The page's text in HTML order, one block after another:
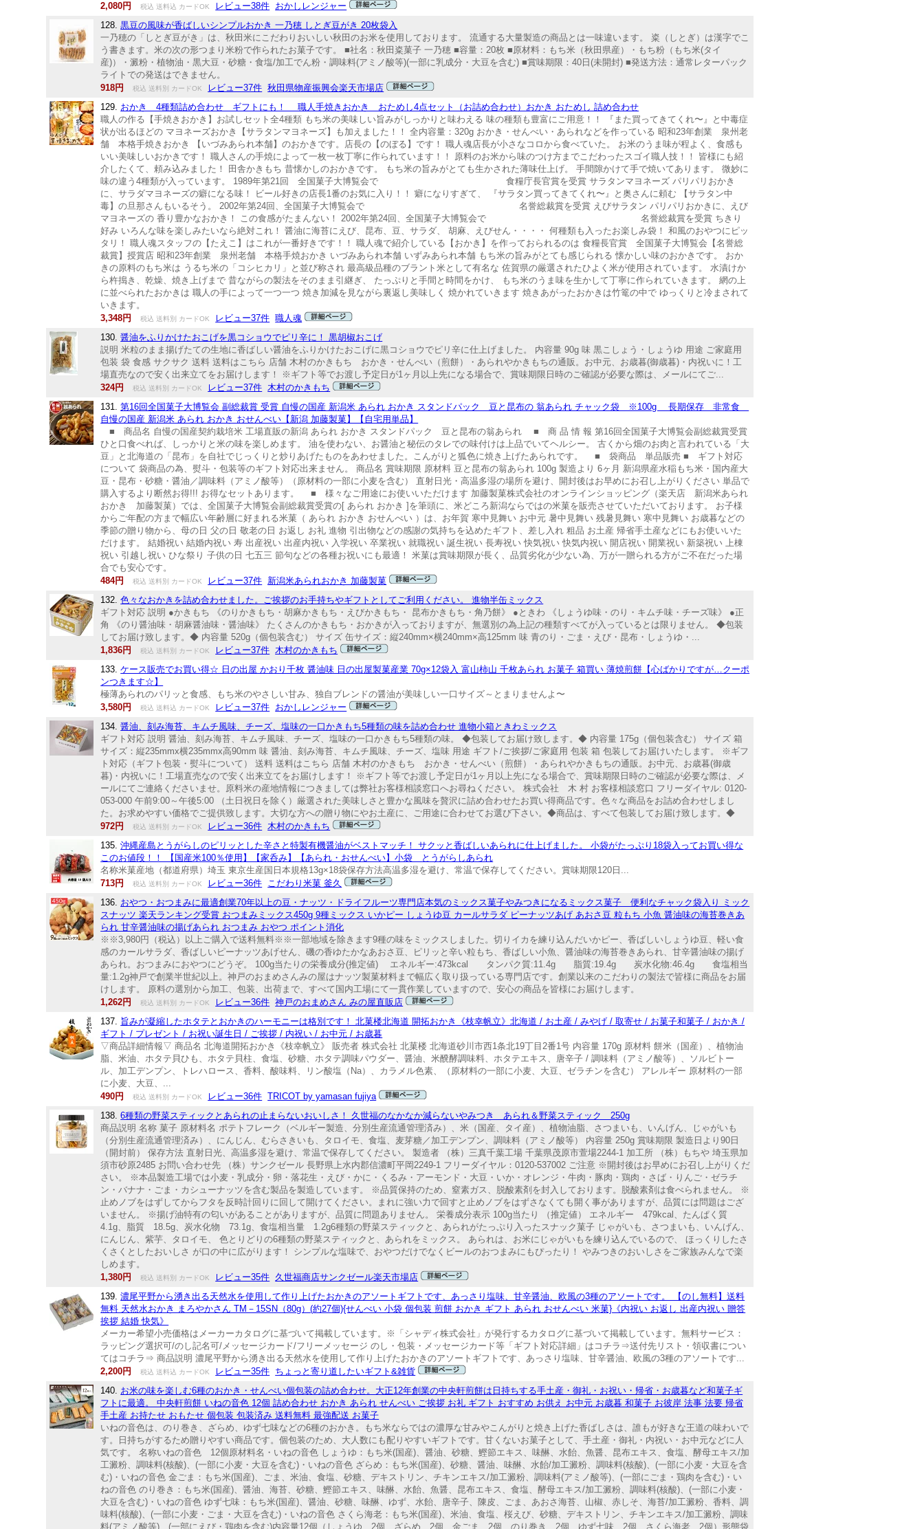
2,080円
税込 送料込 カードOK レビュー38件 おかしレンジャー
128.黒豆の風味が香ばしいシンプルおかき 一乃穂 しとぎ豆がき 20枚袋入
一乃穂の「しとぎ豆がき」は、秋田米にこだわりおいしい秋田のお米を使用しております。 流通する大量製造の商品とは一味違います。 粢（しとぎ）は漢字でこ
う書きます。米の次の形つまり米粉で作られたお菓子です。 ■社名：秋田粢菓子 一乃穂 ■容量：20枚 ■原材料：もち米（秋田県産）・もち粉（もち米(タイ
産)）・澱粉・植物油・黒大豆・砂糖・食塩/加工でん粉・調味料(アミノ酸等)(一部に乳成分・大豆を含む) ■賞味期限：40日(未開封) ■発送方法：通常レターパック
ライトでの発送はできません。
918円
税込 送料別 カードOK レビュー37件 秋田県物産振興会楽天市場店
129. おかき 4種類詰め合わせ ギフトにも！ 職人手焼きおかき おためし4点セット（お詰め合わせ）おかき おためし 詰め合わせ
職人の作る【手焼きおかき】お試しセット全4種類 もち米の美味しい旨みがしっかりと味わえる 味の種類も豊富にご用意！！ 『また買ってきてくれ〜』と中毒症
状が出るほどの マヨネーズおかき【サラタンマヨネーズ】も加えました！！ 全内容量：320g おかき・せんべい・あられなどを作っている 昭和23年創業 泉州老
舗 本格手焼きおかき 【いづみあられ本舗】のおかきです。店長の【のぼる】です！ 職人魂店長が小さなコロから食べていた。 お米のうま味が程よく、食感も
いい美味しいおかきです！ 職人さんの手焼によって一枚一枚丁寧に作られています！！ 原料のお米から味のつけ方までこだわったスゴイ職人技！！ 皆様にも紹
介したくて、頼み込みました！ 田舎かきもち 昔懐かしのおかきです。 もち米の旨みがとても生かされた薄味仕上げ。 手間隙かけて手で焼いてあります。 微妙に
味の違う4種類が入っています。 1989年第21回 全国菓子大博覧会で 食糧庁長官賞を受賞 サラタンマヨネーズ パリパリおかき
に、サラダマヨネーズの癖になる味！ ビール好きの店長1番のお気に入り！！ 癖になりすぎて、 『サラタン買ってきてくれ〜』と奥さんに頼む 【サラタン中
毒】の旦那さんもいるそう。 2002年第24回、全国菓子大博覧会で 名誉総裁賞を受賞 えびサラタン パリパリおかきに、えび
マヨネーズの 香り豊かなおかき！ この食感がたまんない！ 2002年第24回、全国菓子大博覧会で 名誉総裁賞を受賞 ちきり
好み いろんな味を楽しみたいなら絶対これ！ 醤油に海苔にえび、昆布、豆、サラダ、 胡麻、えびせん・・・・ 何種類も入ったお楽しみ袋！ 和風のおやつにピッ
タリ！ 職人魂スタッフの【たえこ】はこれが一番好きです！！ 職人魂で紹介している【おかき】を作っておられるのは 食糧長官賞 全国菓子大博覧会【名誉総
裁賞】授賞店 昭和23年創業 泉州老舗 本格手焼おかき いづみあられ本舗 いずみあられ本舗 もち米の旨みがとても感じられる 懐かしい味のおかきです。 おか
きの原料のもち米は うるち米の「コシヒカリ」と並び称され 最高級品種のブラント米として有名な 佐賀県の厳選されたひよく米が使用されています。 水漬けか
ら杵搗き、乾燥、焼き上げまで 昔ながらの製法をそのまま引継ぎ、 たっぷりと手間と時間をかけ、 もち米のうま味を生かして丁寧に作られていきます。 網の上
に並べられたおかきは 職人の手によって一つ一つ 焼き加減を見ながら裏返し美味しく 焼かれていきます 焼きあがったおかきは竹篭の中で ゆっくりと冷まされて
いきます。
3,348円
税込 送料別 カードOK レビュー37件 職人魂
130.醤油をふりかけたおこげを黒コショウでピリ辛に！ 黒胡椒おこげ
説明 米粒のまま揚げたての生地に香ばしい醤油をふりかけたおこげに黒コショウでピリ辛に仕上げました。 内容量 90g 味 黒こしょう・しょうゆ 用途 ご家庭用
包装 袋 食感 サクサク 送料 送料はこちら 店舗 木村のかきもち おかき・せんべい（煎餅）・あられやかきもちの通販。お中元、お歳暮(御歳暮)・内祝いに！工
場直売なので安く出来立てをお届けします！ ※ギフト等でお渡し予定日が1ヶ月以上先になる場合で、賞味期限日時のご確認が必要な際は、メールにてご...
324円
税込 送料別 カードOK レビュー37件 木村のかきもち
131.第16回全国菓子大博覧会 副総裁賞 受賞 自慢の国産 新潟米 あられ おかき スタンドパック 豆と昆布の 翁あられ チャック袋 ※100g 長期保存 非常食
自慢の国産 新潟米 あられ おかき おせんべい【新潟 加藤製菓】【自宅用単品】
■ 商品名 自慢の国産契約栽培米 工場直販の新潟 あられ おかき スタンドパック 豆と昆布の翁あられ ■ 商 品 情 報 第16回全国菓子大博覧会副総裁賞受賞
ひと口食べれば、しっかりと米の味を楽しめます。 油を使わない、お醤油と秘伝のタレでの味付けは上品でいてヘルシー。 古くから畑のお肉と言われている「大
豆」と北海道の「昆布」を自社でじっくりと炒りあげたものをあわせました。こんがりと狐色に焼き上げたあられです。 ■ 袋商品 単品販売 ■ ギフト対応
について 袋商品の為、熨斗・包装等のギフト対応出来ません。 商品名 賞味期限 原材料 豆と昆布の翁あられ 100g 製造より 6ヶ月 新潟県産水稲もち米・国内産大
豆・昆布・砂糖・醤油／調味料（アミノ酸等）（原材料の一部に小麦を含む） 直射日光・高温多湿の場所を避け、開封後はお早めにお召し上がりください 単品で
購入するより断然お得!!! お得なセットあります。 ■ 様々なご用途にお使いいただけます 加藤製菓株式会社のオンラインショッピング（楽天店 新潟米あられ
おかき 加藤製菓）では、全国菓子大博覧会副総裁賞受賞の[ あられ おかき ]を筆頭に、米どころ新潟ならではの米菓を販売させていただいております。 お子様
からご年配の方まで幅広い年齢層に好まれる米菓（ あられ おかき おせんべい ）は、お年賀 寒中見舞い お中元 暑中見舞い 残暑見舞い 寒中見舞い お歳暮などの
季節の贈り物から、母の日 父の日 敬老の日 お返し お礼 進物 引出物などの感謝の気持ちを込めたギフト、差し入れ 粗品 お土産 帰省手土産などにもお使いいた
だけます。 結婚祝い 結婚内祝い 寿 出産祝い 出産内祝い 入学祝い 卒業祝い 就職祝い 誕生祝い 長寿祝い 快気祝い 快気内祝い 開店祝い 開業祝い 新築祝い 上棟
祝い 引越し祝い ひな祭り 子供の日 七五三 節句などの各種お祝いにも最適！ 米菓は賞味期限が長く、品質劣化が少ない為、万が一贈られる方がご不在だった場
合でも安心です。
484円
税込 送料別 カードOK レビュー37件 新潟米あられおかき 加藤製菓
132.色々なおかきを詰め合わせました。ご挨拶のお手持ちやギフトとしてご利用ください。 進物半缶ミックス
ギフト対応 説明 ●かきもち 《のりかきもち・胡麻かきもち・えびかきもち・ 昆布かきもち・角乃餅》 ●ときわ 《しょうゆ味・のり・キムチ味・チーズ味》 ●正
角 《のり醤油味・胡麻醤油味・醤油味》 たくさんのかきもち・おかきが入っておりますが、無選別の為上記の種類すべてが入っているとは限りません。 ◆包装
してお届け致します。◆ 内容量 520g（個包装含む） サイズ 缶サイズ：縦240mm×横240mm×高125mm 味 青のり・ごま・えび・昆布・しょうゆ・...
1,836円
税込 送料別 カードOK レビュー37件 木村のかきもち
133.ケース販売でお買い得☆ 日の出屋 かおり千枚 醤油味 日の出屋製菓産業 70g×12袋入 富山柿山 千枚あられ お菓子 箱買い 薄焼煎餅【心ばかりですが…クーポ
ンつきます☆】
極薄あられのパリッと食感、もち米のやさしい甘み、独自ブレンドの醤油が美味しい一口サイズ～とまりませんよ〜
3,580円
税込 送料込 カードOK レビュー37件 おかしレンジャー
134.醤油、刻み海苔、キムチ風味、チーズ、塩味の一口かきもち5種類の味を詰め合わせ 進物小箱ときわミックス
ギフト対応 説明 醤油、刻み海苔、キムチ風味、チーズ、塩味の一口かきもち5種類の味。 ◆包装してお届け致します。◆ 内容量 175g（個包装含む） サイズ 箱
サイズ：縦235mmx横235mmx高90mm 味 醤油、刻み海苔、キムチ風味、チーズ、塩味 用途 ギフト/ご挨拶/ご家庭用 包装 箱 包装してお届けいたします。 ※ギフ
ト対応（ギフト包装・熨斗について） 送料 送料はこちら 店舗 木村のかきもち おかき・せんべい（煎餅）・あられやかきもちの通販。お中元、お歳暮(御歳
暮)・内祝いに！工場直売なので安く出来立てをお届けします！ ※ギフト等でお渡し予定日が1ヶ月以上先になる場合で、賞味期限日時のご確認が必要な際は、メ
ールにてご連絡くださいませ。原料米の産地情報につきましては弊社お客様相談窓口へお尋ねください。 株式会社 木 村 お客様相談窓口 フリーダイヤル: 0120-
053-000 午前9:00～午後5:00 （土日祝日を除く）厳選された美味しさと豊かな風味を贅沢に詰め合わせたお買い得商品です。色々な商品をお詰め合わせしまし
た。お求めやすい価格でご提供致します。大切な方への贈り物にやお土産に、ご用途に合わせてお選び下さい。◆商品は、すべて包装してお届け致します。◆
972円
税込 送料別 カードOK レビュー36件 木村のかきもち
135.沖縄産島とうがらしのピリッとした辛さと特製有機醤油がベストマッチ！ サクッと香ばしいあられに仕上げました。 小袋がたっぷり18袋入ってお買い得な
このお値段！！ 【国産米100％使用】【家呑み】【あられ・おせんべい】小袋 とうがらしあられ
名称米菓産地（都道府県）埼玉 東京生産国日本規格13g×18袋保存方法高温多湿を避け、常温で保存してください。賞味期限120日...
713円
税込 送料別 カードOK レビュー36件 こだわり米菓 釜久
136. おやつ・おつまみに最適創業70年以上の豆・ナッツ・ドライフルーツ専門店本気のミックス菓子やみつきになるミックス菓子 便利なチャック袋入り ミック
スナッツ 楽天ランキング受賞 おつまみミックス450g 9種ミックス いかピー しょうゆ豆 カールサラダ ピーナッツあげ あおさ豆 粒もち 小魚 醤油味の海苔巻きあ
られ 甘辛醤油味の揚げあられ おつまみ おやつ ポイント消化
※※3,980円（税込）以上ご購入で送料無料※※一部地域を除きます9種の味をミックスしました。切りイカを練り込んだいかピー、香ばしいしょうゆ豆、軽い食
感のカールサラダ、香ばしいピーナッツあげせん、磯の香ゆたかなあおさ豆、ピリッと辛い粒もち、香ばしい小魚、醤油味の海苔巻きあられ、甘辛醤油味の揚げ
あられ。おつまみにおやつにどうぞ。 100g当たりの栄養成分(推定値) エネルギー:473kcal タンパク質:11.4g 脂質:19.4g 炭水化物:46.4g 食塩相当
量:1.2g神戸で創業半世紀以上。神戸のおまめさんみの屋はナッツ製菓材料まで幅広く取り扱っている専門店です。創業以来のこだわりの製法で皆様に商品をお届
けします。 原料の選別から加工、包装、出荷まで、すべて国内工場にて一貫作業していますので、安心の商品を皆様にお届けします。
1,262円
税込 送料別 カードOK レビュー36件 神戸のおまめさん みの屋直販店
137. 旨みが凝縮したホタテとおかきのハーモニーは格別です！ 北菓楼北海道 開拓おかき《枝幸帆立》北海道 / お土産 / みやげ / 取寄せ / お菓子和菓子 / おかき /
ギフト / プレゼント / お祝い誕生日 / ご挨拶 / 内祝い / お中元 / お歳暮
▽商品詳細情報▽ 商品名 北海道開拓おかき《枝幸帆立》 販売者 株式会社 北菓楼 北海道砂川市西1条北19丁目2番1号 内容量 170g 原材料 餅米（国産）、植物油
脂、米油、ホタテ貝ひも、ホタテ貝柱、食塩、砂糖、ホタテ調味パウダー、醤油、米醗酵調味料、ホタテエキス、唐辛子 / 調味料（アミノ酸等）、ソルビトー
ル、加工デンプン、トレハロース、香料、酸味料、リン酸塩（Na）、カラメル色素、（原材料の一部に小麦、大豆、ゼラチンを含む） アレルギー 原材料の一部
に小麦、大豆、...
490円
税込 送料別 カードOK レビュー36件 TRICOT by yamasan fujiya
138.6種類の野菜スティックとあられの止まらないおいしさ！ 久世福のなかなか減らないやみつき あられ＆野菜スティック 250g
商品説明 名称 菓子 原材料名 ポテトフレーク（ベルギー製造、分別生産流通管理済み）、米（国産、タイ産）、植物油脂、さつまいも、いんげん、じゃがいも
（分別生産流通管理済み）、にんじん、むらさきいも、タロイモ、食塩、麦芽糖／加工デンプン、調味料（アミノ酸等） 内容量 250g 賞味期限 製造日より90日
（開封前） 保存方法 直射日光、高温多湿を避け、常温で保存してください。 製造者 （株）三真千葉工場 千葉県茂原市萱場2244-1 加工所 （株）もちや 埼玉県加
須市砂原2485 お問い合わせ先 （株）サンクゼール 長野県上水内郡信濃町平岡2249-1 フリーダイヤル：0120-537002 ご注意 ※開封後はお早めにお召し上がりくだ
さい。 ※本品製造工場では小麦・乳成分・卵・落花生・えび・かに・くるみ・アーモンド・大豆・いか・オレンジ・牛肉・豚肉・鶏肉・さば・りんご・ゼラチ
ン・バナナ・ごま・カシューナッツを含む製品を製造しています。 ※品質保持のため、窒素ガス、脱酸素剤を封入しております。脱酸素剤は食べられません。 ※
止めノブをはずしてからフタを反時計回りに回して開けてください。まれに強い力で回すと止めノブをはずさなくても開く事がありますが、品質には問題はござ
いません。 ※揚げ油特有の匂いがあることがありますが、品質に問題ありません。 栄養成分表示 100g当たり （推定値） エネルギー 479kcal、たんぱく質
4.1g、脂質 18.5g、炭水化物 73.1g、食塩相当量 1.2g6種類の野菜スティックと、あられがたっぷり入ったスナック菓子 じゃがいも、さつまいも、いんげん、
にんじん、紫芋、タロイモ、 色とりどりの6種類の野菜スティックと、あられをミックス。 あられは、お米にじゃがいもを練り込んでいるので、 ほっくりしたさ
くさくとしたおいしさ が口の中に広がります！ シンプルな塩味で、おやつだけでなくビールのおつまみにもぴったり！ やみつきのおいしさをご家族みんなで楽
しめます。
1,380円
税込 送料別 カードOK レビュー35件 久世福商店サンクゼール楽天市場店
139.濃尾平野から湧き出る天然水を使用して作り上げたおかきのアソートギフトです、あっさり塩味、甘辛醤油、欧風の3種のアソートです。 【のし無料】送料
無料 天然水おかき まろやかさん TM－15SN（80g）(約27個){せんべい 小袋 個包装 煎餅 おかき ギフト あられ おせんべい 米菓}《内祝い お返し 出産内祝い 贈答
挨拶 結婚 快気》
メーカー希望小売価格はメーカーカタログに基づいて掲載しています。※「シャディ株式会社」が発行するカタログに基づいて掲載しています。無料サービス：
ラッピング選択可/のし記名可/メッセージカード/フリーメッセージ のし・包装・メッセージカード等「ギフト対応詳細」はコチラ⇒送付先リスト・領収書につい
てはコチラ⇒ 商品説明 濃尾平野から湧き出る天然水を使用して作り上げたおかきのアソートギフトです、あっさり塩味、甘辛醤油、欧風の3種のアソートです...
2,200円
税込 送料込 カードOK レビュー35件 ちょっと寄り道したいギフト&雑貨
140. お米の味を楽しむ6種のおかき・せんべい個包装の詰め合わせ。大正12年創業の中央軒煎餅は日持ちする手土産・御礼・お祝い・帰省・お歳暮など和菓子ギ
フトに最適。 中央軒煎餅 いねの音色 12個 詰め合わせ おかき あられ せんべい ご挨拶 お礼 ギフト おすすめ お供え お中元 お歳暮 和菓子 お彼岸 法事 法要 帰省
手土産 お持たせ おもたせ 個包装 包装済み 送料無料 最強配送 お菓子
いねの音色は、のり巻き、ざらめ、ゆず七味などの6種のおかき。もち米ならではの濃厚な甘みやこんがりと焼き上げた香ばしさは、誰もが好きな王道の味わいで
す。日持ちがするため贈りやすい商品です。個包装のため、大人数にも配りやすいギフトです。甘くないお菓子として、手土産・御礼・内祝い・お中元などに人
気です。 名称いねの音色 12個原材料名・いねの音色 しょうゆ：もち米(国産)、醤油、砂糖、鰹節エキス、味醂、水飴、魚醤、昆布エキス、食塩、酵母エキス/加
工澱粉、調味料(核酸)、(一部に小麦・大豆を含む)・いねの音色 ざらめ：もち米(国産)、砂糖、醤油、味醂、水飴/加工澱粉、調味料(核酸)、(一部に小麦・大豆を含
む)・いねの音色 金ごま：もち米(国産)、ごま、米油、食塩、砂糖、デキストリン、チキンエキス/加工澱粉、調味料(アミノ酸等)、(一部にごま・鶏肉を含む)・い
ねの音色 のり巻き：もち米(国産)、醤油、海苔、砂糖、鰹節エキス、味醂、水飴、魚醤、昆布エキス、食塩、酵母エキス/加工澱粉、調味料(核酸)、(一部に小麦・
大豆を含む)・いねの音色 ゆず七味：もち米(国産)、醤油、砂糖、味醂、ゆず、水飴、唐辛子、陳皮、ごま、あおさ海苔、山椒、赤しそ、海苔/加工澱粉、香料、調
味料(核酸)、(一部に小麦・ごま・大豆を含む)・いねの音色 さくら海老：もち米(国産)、米油、食塩、桜えび、砂糖、デキストリン、チキンエキス/加工澱粉、調味
料(アミノ酸等)、(一部にえび・鶏肉を含む)内容量12個（しょうゆ 2個、ざらめ 2個、金ごま 2個、のり巻き 2個、ゆず七味 2個、さくら海老 2個）形態袋